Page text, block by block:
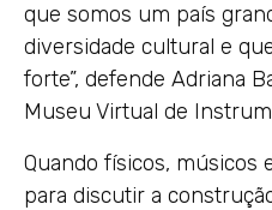
que somos um país
diversidade cultural e
forte”, defende Adriana
Museu Virtual de
Quando físicos, músicos
para discutir a